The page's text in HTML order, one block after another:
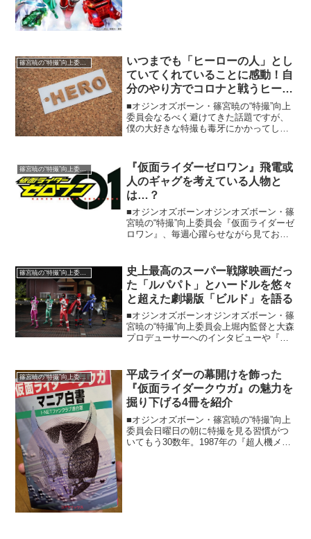
篠宮暁の“特撮”向上委員会
いつまでも「ヒーローの人」とし
ていてくれていることに感動！自
分のやり方でコロナと戦うヒーロ
ーたちのパワーを活力に
■オジンオズボーン・篠宮暁の“特撮”向上
委員会なるべく避けてきた話題ですが、
僕の大好きな特撮も毒牙にかかってしま
型コロナウイルス。まるで特撮作品のよ
うな、そして映画のよ...
『仮面ライダーゼロワン』飛電或
人のギャグを考えている人物と
は…？
■オジンオズボーンオジンオズボーン・篠
宮暁の“特撮”向上委員会『仮面ライダーゼ
ロワン』、毎週心躍らせながら見ており
シ伝わってきます。しかし、それは今ま
での作品とて同じこ...
篠宮暁の“特撮”向上委員会
史上最高のスーパー戦隊映画だっ
た「ルパパト」とハードルを悠々
と超えた劇場版「ビルド」を語る
■オジンオズボーンオジンオズボーン・篠
宮暁の“特撮”向上委員会上堀内監督と大森
プロデューサーへのインタビューや『仮
ぎた今、改めて言わせてください。やっ
ぱり、夏映画最高！...
篠宮暁の“特撮”向上委員会
平成ライダーの幕開けを飾った
『仮面ライダークウガ』の魅力を
掘り下げる4冊を紹介
■オジンオズボーン・篠宮暁の“特撮”向上
委員会日曜日の朝に特撮を見る習慣がつ
いてもう30数年。1987年の『超人機メタ